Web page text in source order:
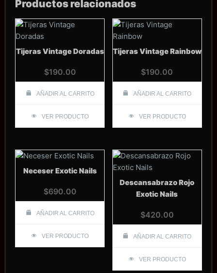
Productos relacionados
Tijeras Vintage Doradas
$190.00
AÑADIR AL CARRITO
VER PRODUCTO
Tijeras Vintage Rainbow
$190.00
AÑADIR AL CARRITO
VER PRODUCTO
Neceser Exotic Nails
$690.00
AÑADIR AL CARRITO
VER PRODUCTO
Descansabrazo Rojo
Exotic Nails
$420.00
AÑADIR AL CARRITO
VER PRODUCTO